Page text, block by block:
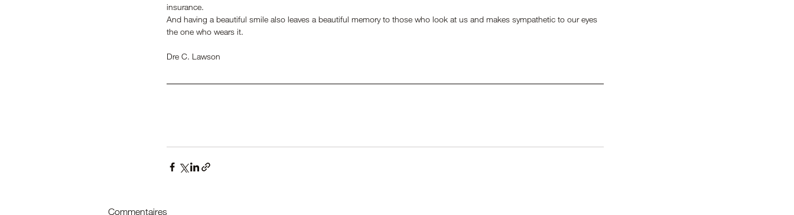
insurance.
And having a beautiful smile also leaves a beautiful memory to those who look at us and makes sympathetic to our eyes
the one who wears it.
Dre C. Lawson
Commentaires